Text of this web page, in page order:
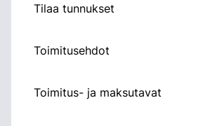
Tilaa tunnukset
Toimitusehdot
Toimitus- ja maksutavat